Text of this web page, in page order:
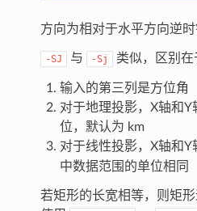
方向为相对于水平方向逆时
-SJ 与 -Sj 类似，区别在
输入的第三列是方位角
对于地理投影，X轴和
位，默认为 km
对于线性投影，X轴和Y
中数据范围的单位相同
若矩形的长宽相等，则矩